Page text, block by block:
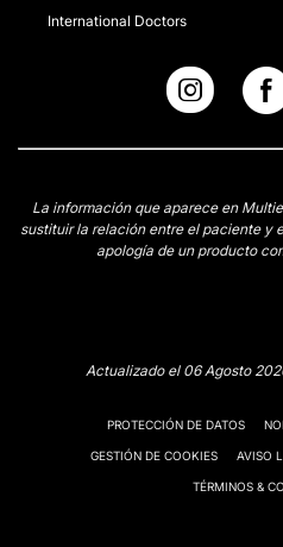
International Doctors
La información que aparece en
sustituir la relación entre el paciente y
apología de un producto
Actualizado el 06 Agosto
PROTECCIÓN DE DATOS
GESTIÓN DE COOKIES AVISO
TÉRMINOS &